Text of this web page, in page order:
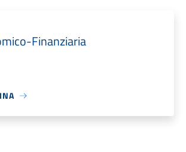
Finanziaria